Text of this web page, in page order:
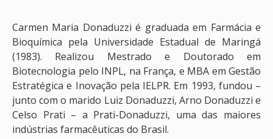
Carmen Maria Donaduzzi é graduada em Farmácia e
Bioquímica pela Universidade Estadual de Maringá
(1983). Realizou Mestrado e Doutorado em
Biotecnologia pelo INPL, na França, e MBA em Gestão
Estratégica e Inovação pela IELPR. Em 1993, fundou –
junto com o marido Luiz Donaduzzi, Arno Donaduzzi e
Celso Prati – a Prati-Donaduzzi, uma das maiores
indústrias farmacêuticas do Brasil.